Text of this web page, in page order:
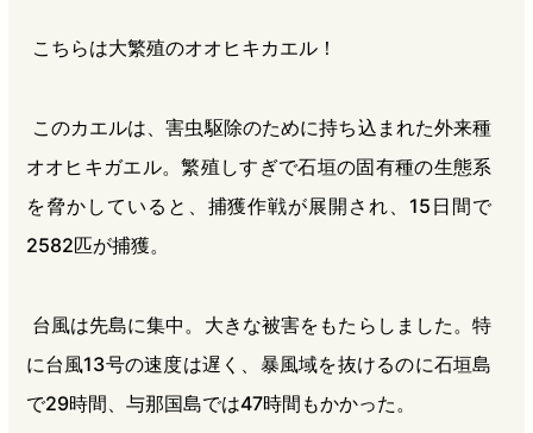
こちらは大繁殖のオオヒキカエル！
このカエルは、害虫駆除のために持ち込まれた外来種
オオヒキガエル。繁殖しすぎで石垣の固有種の生態系
を脅かしていると、捕獲作戦が展開され、15日間で
2582匹が捕獲。
台風は先島に集中。大きな被害をもたらしました。特
に台風13号の速度は遅く、暴風域を抜けるのに石垣島
で29時間、与那国島では47時間もかかった。